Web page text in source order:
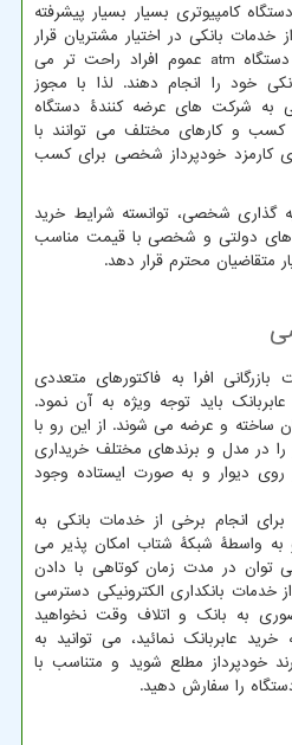
کامپیوتری بسیار بسیار پیشرفته
بانکی در اختیار مشتریان قرار
atm عموم افراد راحت تر می
خود را انجام دهند. لذا با مجوز
شرکت های عرضه کنندۀ دستگاه
و کارهای مختلف می توانند با
کارمزد خودپرداز شخصی برای کسب
گذاری شخصی، توانسته شرایط خرید
های دولتی و شخصی با قیمت مناسب
متقاضیان محترم قرار دهد.
افرا به فاکتورهای متعددی
باید توجه ویژه به آن نمود.
ساخته و عرضه می شوند. از این رو با
را در مدل و برندهای مختلف خریداری
روی دیوار و به صورت ایستاده وجود
انجام برخی از خدمات بانکی به
واسطۀ شبکۀ شتاب امکان پذیر می
می توان در مدت زمان کوتاهی با دادن
خدمات بانکداری الکترونیکی دسترسی
به بانک و اتلاف وقت نخواهید
عابربانک نمائید، می توانید به
خودپرداز مطلع شوید و متناسب با
را سفارش دهید.